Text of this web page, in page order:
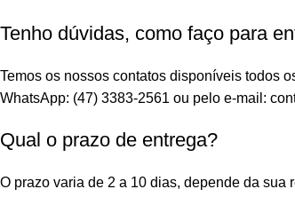
Tenho dúvidas, como faço para
Temos os nossos contatos disponíveis todos
WhatsApp: (47) 3383-2561 ou pelo e-mail:
Qual o prazo de entrega?
O prazo varia de 2 a 10 dias, depende da